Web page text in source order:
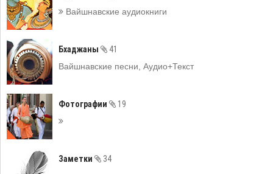
Вайшнавские аудиокниги
Бхаджаны
41
Вайшнавские песни, Аудио+Текст
Фотографии 19
Заметки 34